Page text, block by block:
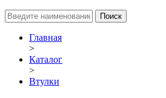
Главная
>
Каталог
>
Втулки